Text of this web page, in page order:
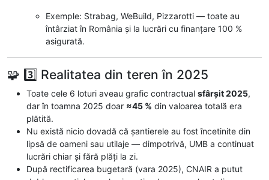
Exemple: Strabag, WeBuild, Pizzarotti — toate au
întârziat în România și la lucrări cu finanțare 100 %
asigurată.
🧩 3️⃣ Realitatea din teren în 2025
Toate cele 6 loturi aveau grafic contractual sfârșit 2025,
dar în toamna 2025 doar ≈45 % din valoarea totală era
plătită.
Nu există nicio dovadă că șantierele au fost încetinite din
lipsă de oameni sau utilaje — dimpotrivă, UMB a continuat
lucrări chiar și fără plăți la zi.
După rectificarea bugetară (vara 2025), CNAIR a putut